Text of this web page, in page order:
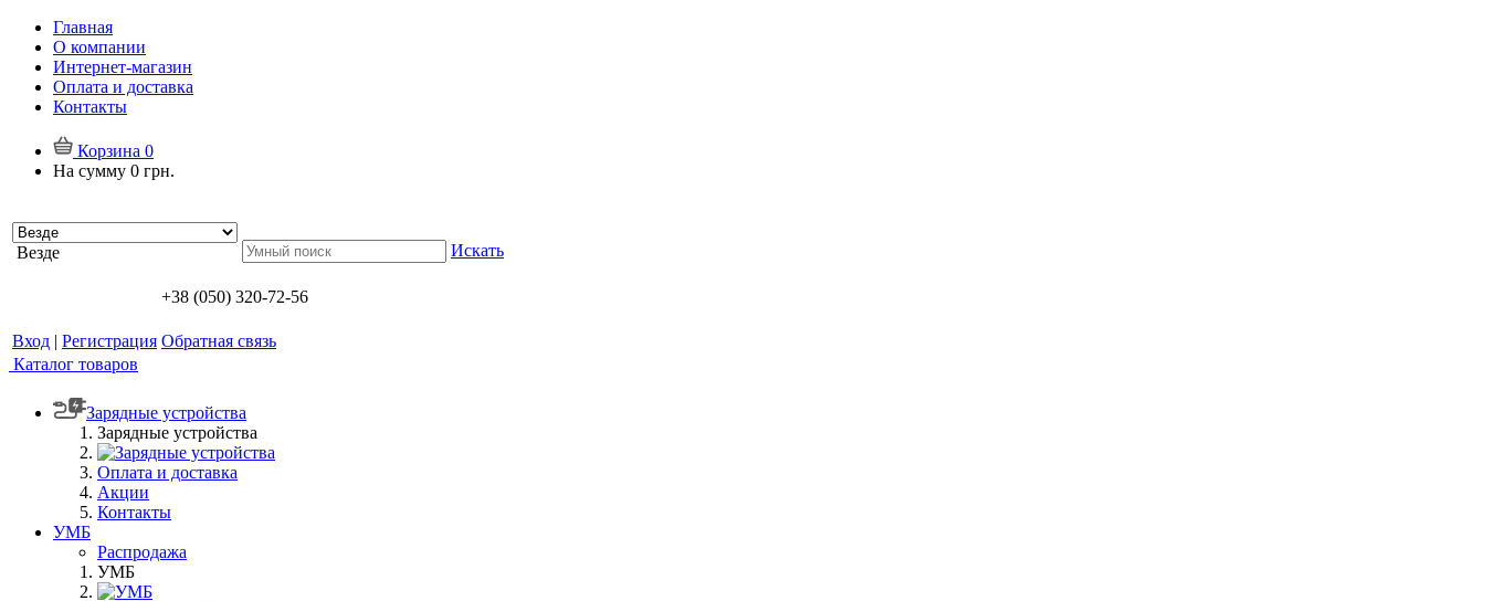
Главная
О компании
Интернет-магазин
Оплата и доставка
Контакты
Корзина 0
На сумму 0 грн.
Везде Искать
+38 (050) 320-72-56
Вход | Регистрация Обратная связь
Каталог товаров
Зарядные устройства
Зарядные устройства
Оплата и доставка
Акции
Контакты
УМБ
Распродажа
УМБ